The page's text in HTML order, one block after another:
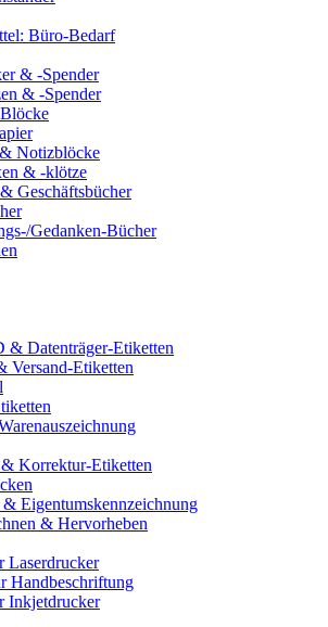
Büro-Bedarf
& -Spender
& -Spender
Notizblöcke
& -klötze
Geschäftsbücher
Gedanken-Bücher
Datenträger-Etiketten
Versand-Etiketten
Korrektur-Etiketten
Eigentumskennzeichnung
& Hervorheben
Laserdrucker
Handbeschriftung
Inkjetdrucker